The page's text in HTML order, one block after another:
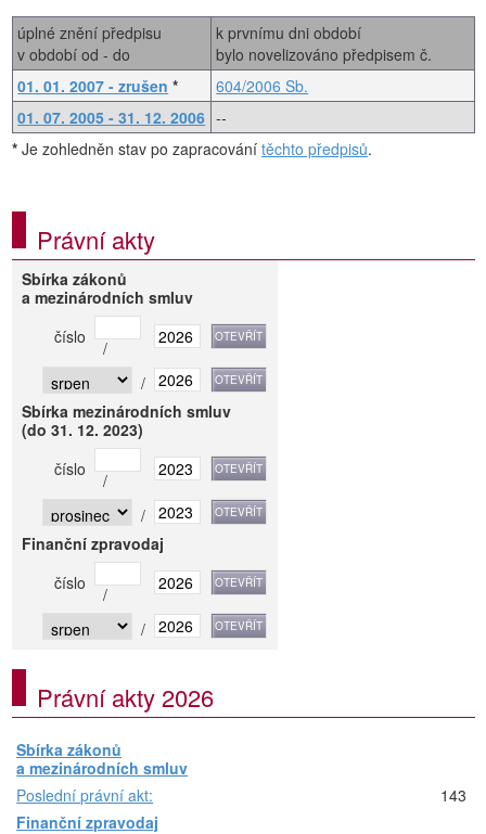
úplné znění předpisu
v období od - do
k prvnímu dni období
bylo novelizováno předpisem č.
01. 01. 2007 - zrušen *
604/2006 Sb.
01. 07. 2005 - 31. 12. 2006 --
* Je zohledněn stav po zapracování těchto předpisů.
Právní akty
Sbírka zákonů
a mezinárodních smluv
číslo
/
/
Sbírka mezinárodních smluv
(do 31. 12. 2023)
číslo
/
/
Finanční zpravodaj
číslo
/
/
Právní akty 2026
Sbírka zákonů
a mezinárodních smluv
Poslední právní akt:
143
Finanční zpravodaj